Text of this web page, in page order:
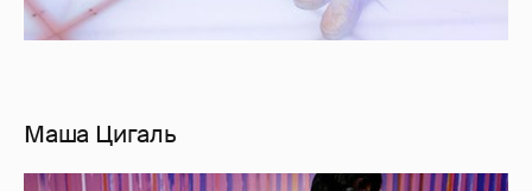
Маша Цигаль